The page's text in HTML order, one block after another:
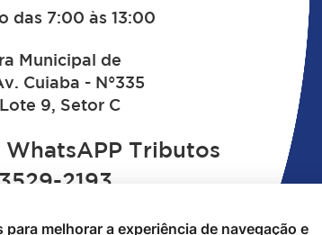
das 7:00 às 13:00
Municipal de
Cuiaba - N°335
9, Setor C
Tributos
2193
melhorar a experiência de navegação e